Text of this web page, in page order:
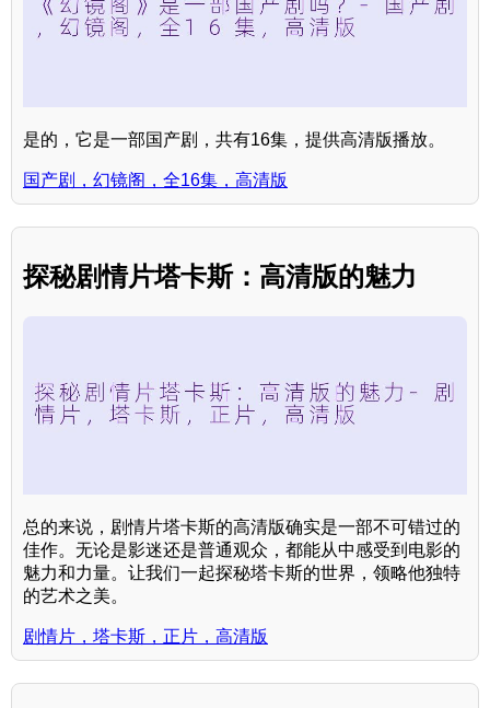
是的，它是一部国产剧，共有16集，提供高清版播放。
国产剧，幻镜阁，全16集，高清版
探秘剧情片塔卡斯：高清版的魅力
总的来说，剧情片塔卡斯的高清版确实是一部不可错过的
佳作。无论是影迷还是普通观众，都能从中感受到电影的
魅力和力量。让我们一起探秘塔卡斯的世界，领略他独特
的艺术之美。
剧情片，塔卡斯，正片，高清版